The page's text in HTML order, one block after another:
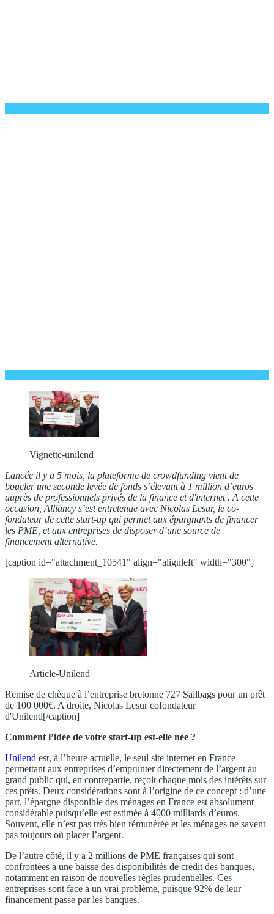
Vignette-unilend
Lancée il y a 5 mois, la plateforme de crowdfunding vient de
boucler une seconde levée de fonds s’élevant à 1 million d’euros
auprès de professionnels privés de la finance et d'internet . A cette
occasion, Alliancy s’est entretenue avec Nicolas Lesur, le co-
fondateur de cette start-up qui permet aux épargnants de financer
les PME, et aux entreprises de disposer d’une source de
financement alternative.
[caption id="attachment_10541" align="alignleft" width="300"]
Article-Unilend
Remise de chèque à l’entreprise bretonne 727 Sailbags pour un prêt
de 100 000€. A droite, Nicolas Lesur cofondateur
d'Unilend[/caption]
Comment l’idée de votre start-up est-elle née ?
Unilend est, à l’heure actuelle, le seul site internet en France
permettant aux entreprises d’emprunter directement de l’argent au
grand public qui, en contrepartie, reçoit chaque mois des intérêts sur
ces prêts. Deux considérations sont à l’origine de ce concept : d’une
part, l’épargne disponible des ménages en France est absolument
considérable puisqu’elle est estimée à 4000 milliards d’euros.
Souvent, elle n’est pas très bien rémunérée et les ménages ne savent
pas toujours où placer l’argent.
De l’autre côté, il y a 2 millions de PME françaises qui sont
confrontées à une baisse des disponibilités de crédit des banques,
notamment en raison de nouvelles règles prudentielles. Ces
entreprises sont face à un vrai problème, puisque 92% de leur
financement passe par les banques.